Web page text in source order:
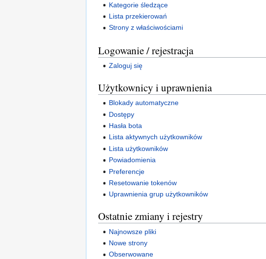
Kategorie śledzące
Lista przekierowań
Strony z właściwościami
Logowanie / rejestracja
Zaloguj się
Użytkownicy i uprawnienia
Blokady automatyczne
Dostępy
Hasła bota
Lista aktywnych użytkowników
Lista użytkowników
Powiadomienia
Preferencje
Resetowanie tokenów
Uprawnienia grup użytkowników
Ostatnie zmiany i rejestry
Najnowsze pliki
Nowe strony
Obserwowane